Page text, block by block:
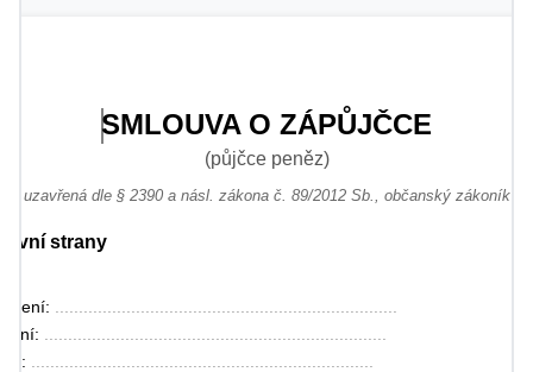
SMLOUVA O ZÁPŮJČCE
(půjčce peněz)
uzavřená dle § 2390 a násl. zákona č. 89/2012 Sb., občanský zákoník
strany
........................................................................